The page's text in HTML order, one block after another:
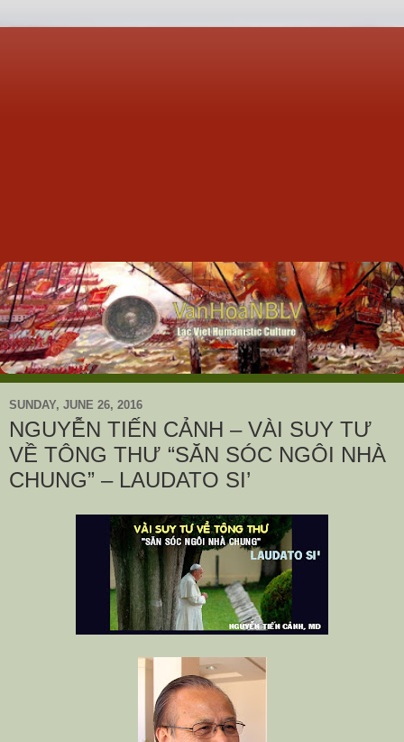
SUNDAY, JUNE 26, 2016
NGUYỄN TIẾN CẢNH – VÀI SUY TƯ
VỀ TÔNG THƯ “SĂN SÓC NGÔI NHÀ
CHUNG” – LAUDATO SI’